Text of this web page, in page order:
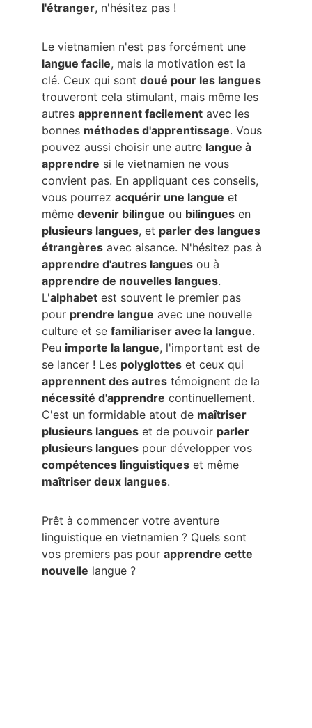
l'étranger, n'hésitez pas !
Le vietnamien n'est pas forcément une
langue facile, mais la motivation est la
clé. Ceux qui sont doué pour les langues
trouveront cela stimulant, mais même les
autres apprennent facilement avec les
bonnes méthodes d'apprentissage. Vous
pouvez aussi choisir une autre langue à
apprendre si le vietnamien ne vous
convient pas. En appliquant ces conseils,
vous pourrez acquérir une langue et
même devenir bilingue ou bilingues en
plusieurs langues, et parler des langues
étrangères avec aisance. N'hésitez pas à
apprendre d'autres langues ou à
apprendre de nouvelles langues.
L'alphabet est souvent le premier pas
pour prendre langue avec une nouvelle
culture et se familiariser avec la langue.
Peu importe la langue, l'important est de
se lancer ! Les polyglottes et ceux qui
apprennent des autres témoignent de la
nécessité d'apprendre continuellement.
C'est un formidable atout de maîtriser
plusieurs langues et de pouvoir parler
plusieurs langues pour développer vos
compétences linguistiques et même
maîtriser deux langues.
Prêt à commencer votre aventure
linguistique en vietnamien ? Quels sont
vos premiers pas pour apprendre cette
nouvelle langue ?